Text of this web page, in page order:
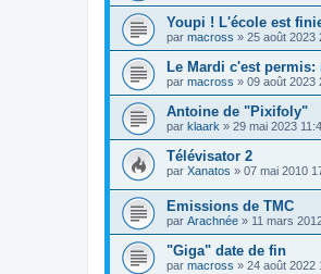
Youpi ! L'école est
par macross » 25 août 2023
Le Mardi c'est
par macross » 09 août 2023
Antoine de "Pixifoly"
par klaark » 29 mai 2023
Télévisator 2
par Xanatos » 07 mai 2010
Emissions de TMC
par Arachnée » 11 mars
"Giga" date de fin
par macross » 24 août 2022